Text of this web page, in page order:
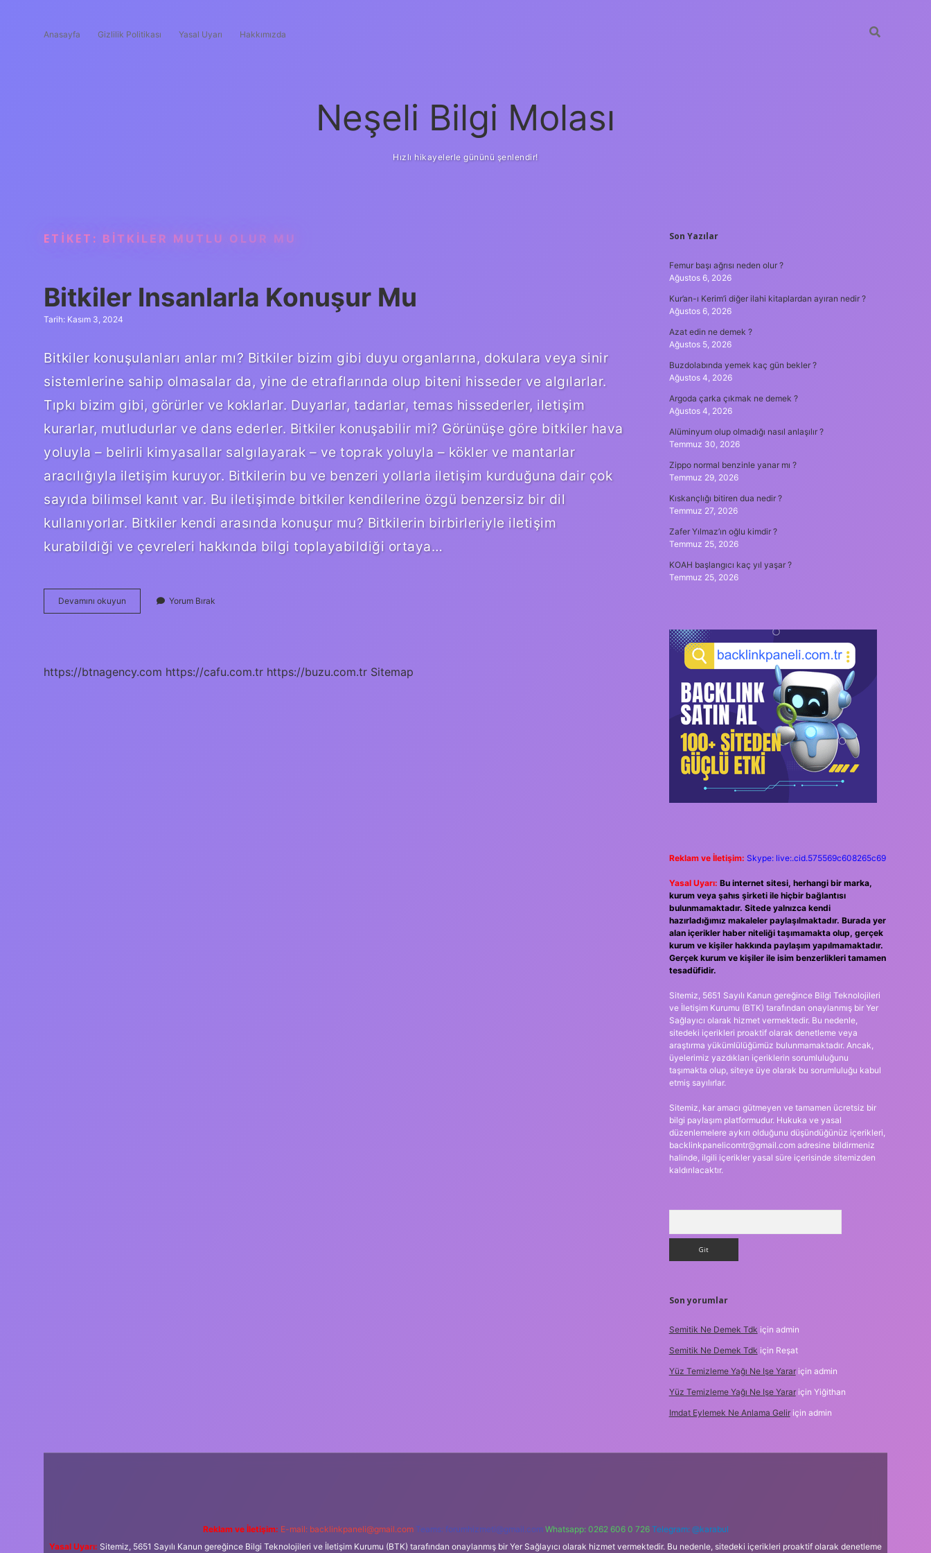
Anasayfa Gizlilik Politikası Yasal Uyarı Hakkımızda
Neşeli Bilgi Molası
Hızlı hikayelerle gününü şenlendir!
ETIKET: BITKILER MUTLU OLUR MU
Bitkiler Insanlarla Konuşur Mu
Tarih: Kasım 3, 2024
Bitkiler konuşulanları anlar mı? Bitkiler bizim gibi duyu organlarına, dokulara veya sinir
sistemlerine sahip olmasalar da, yine de etraflarında olup biteni hisseder ve algılarlar.
Tıpkı bizim gibi, görürler ve koklarlar. Duyarlar, tadarlar, temas hissederler, iletişim
kurarlar, mutludurlar ve dans ederler. Bitkiler konuşabilir mi? Görünüşe göre bitkiler hava
yoluyla – belirli kimyasallar salgılayarak – ve toprak yoluyla – kökler ve mantarlar
aracılığıyla iletişim kuruyor. Bitkilerin bu ve benzeri yollarla iletişim kurduğuna dair çok
sayıda bilimsel kanıt var. Bu iletişimde bitkiler kendilerine özgü benzersiz bir dil
kullanıyorlar. Bitkiler kendi arasında konuşur mu? Bitkilerin birbirleriyle iletişim
kurabildiği ve çevreleri hakkında bilgi toplayabildiği ortaya…
Devamını okuyun
Insanlarla
Yorum Bırak
https://btnagency.com https://cafu.com.tr https://buzu.com.tr Sitemap
SIDEBAR
Son Yazılar
Femur başı ağrısı neden olur ?
Ağustos 6, 2026
Kur’an-ı Kerim’i diğer ilahi kitaplardan ayıran nedir ?
Ağustos 6, 2026
Azat edin ne demek ?
Ağustos 5, 2026
Buzdolabında yemek kaç gün bekler ?
Ağustos 4, 2026
Argoda çarka çıkmak ne demek ?
Ağustos 4, 2026
Alüminyum olup olmadığı nasıl anlaşılır ?
Temmuz 30, 2026
Zippo normal benzinle yanar mı ?
Temmuz 29, 2026
Kıskançlığı bitiren dua nedir ?
Temmuz 27, 2026
Zafer Yılmaz’ın oğlu kimdir ?
Temmuz 25, 2026
KOAH başlangıcı kaç yıl yaşar ?
Temmuz 25, 2026
Reklam ve İletişim: Skype: live:.cid.575569c608265c69
Yasal Uyarı: Bu internet sitesi, herhangi bir marka,
kurum veya şahıs şirketi ile hiçbir bağlantısı
bulunmamaktadır. Sitede yalnızca kendi
hazırladığımız makaleler paylaşılmaktadır. Burada yer
alan içerikler haber niteliği taşımamakta olup, gerçek
kurum ve kişiler hakkında paylaşım yapılmamaktadır.
Gerçek kurum ve kişiler ile isim benzerlikleri tamamen
tesadüfidir.
Sitemiz, 5651 Sayılı Kanun gereğince Bilgi Teknolojileri
ve İletişim Kurumu (BTK) tarafından onaylanmış bir Yer
Sağlayıcı olarak hizmet vermektedir. Bu nedenle,
sitedeki içerikleri proaktif olarak denetleme veya
araştırma yükümlülüğümüz bulunmamaktadır. Ancak,
üyelerimiz yazdıkları içeriklerin sorumluluğunu
taşımakta olup, siteye üye olarak bu sorumluluğu kabul
etmiş sayılırlar.
Sitemiz, kar amacı gütmeyen ve tamamen ücretsiz bir
bilgi paylaşım platformudur. Hukuka ve yasal
düzenlemelere aykırı olduğunu düşündüğünüz içerikleri,
backlinkpanelicomtr@gmail.comadresine bildirmeniz
halinde, ilgili içerikler yasal süre içerisinde sitemizden
kaldırılacaktır.
Son yorumlar
Semitik Ne Demek Tdk için admin
Semitik Ne Demek Tdk için Reşat
Yüz Temizleme Yağı Ne Işe Yarariçin admin
Yüz Temizleme Yağı Ne Işe Yarariçin Yiğithan
Imdat Eylemek Ne Anlama Geliriçin admin
Reklam ve İletişim: E-mail: backlinkpaneli@gmail.com Teams: forumhizmeti@gmail.com Whatsapp: 0262 606 0 726 Telegram: @karabul
Yasal Uyarı: Sitemiz, 5651 Sayılı Kanun gereğince Bilgi Teknolojileri ve İletişim Kurumu (BTK) tarafından onaylanmış bir Yer Sağlayıcı olarak hizmet vermektedir. Bu nedenle, sitedeki içerikleri proaktif olarak denetleme